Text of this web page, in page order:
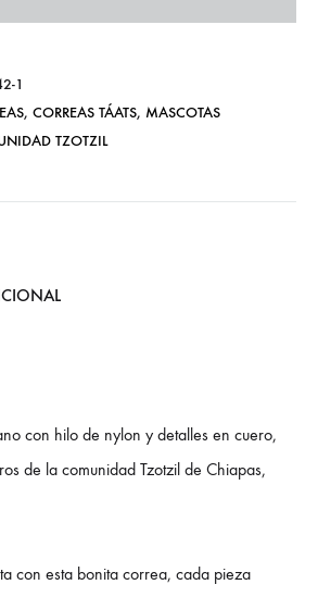
1
, CORREAS TÁATS, MASCOTAS
TZOTZIL
con hilo de nylon y detalles en cuero,
de la comunidad Tzotzil de Chiapas,
con esta bonita correa, cada pieza